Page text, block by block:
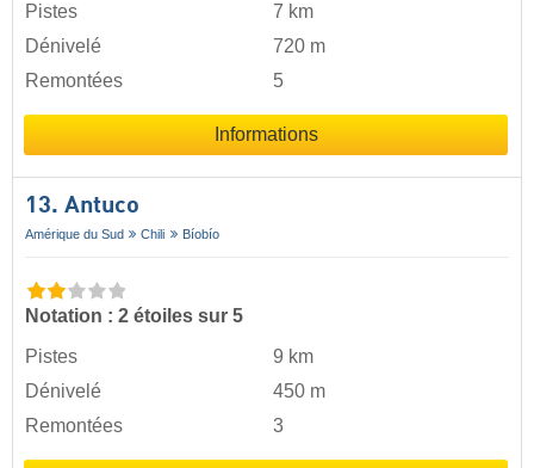
Pistes
7 km
Dénivelé
720 m
Remontées
5
Informations
13. Antuco
Amérique du Sud Chili Bíobío
Notation : 2 étoiles sur 5
Pistes
9 km
Dénivelé
450 m
Remontées
3